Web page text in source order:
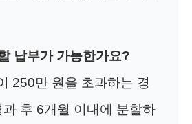
납부가 가능한가요?
250만 원을 초과하는 경
후 6개월 이내에 분할하